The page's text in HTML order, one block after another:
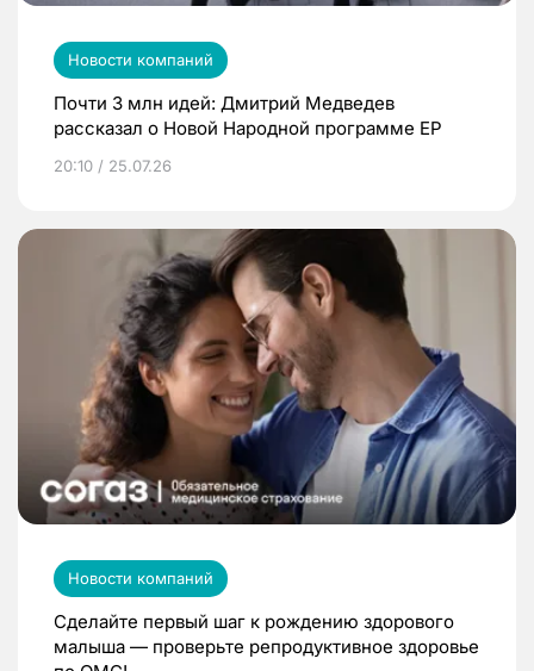
Новости компаний
Почти 3 млн идей: Дмитрий Медведев
рассказал о Новой Народной программе ЕР
20:10 / 25.07.26
Новости компаний
Сделайте первый шаг к рождению здорового
малыша — проверьте репродуктивное здоровье